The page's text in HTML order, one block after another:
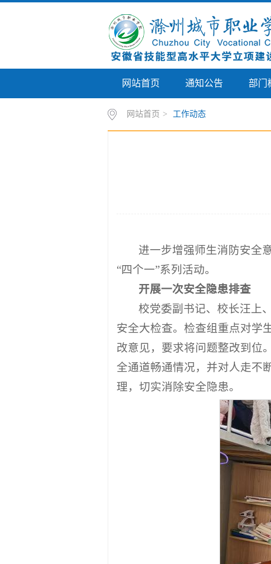
网站首页 通知公告 部门
网站首页 > 工作动态
进一步增强师生消防安全
“四个一”系列活动。
开展一次安全隐患排查
校党委副书记、校长汪上
安全大检查。检查组重点对学
改意见，要求将问题整改到位
全通道畅通情况，并对人走不
理，切实消除安全隐患。